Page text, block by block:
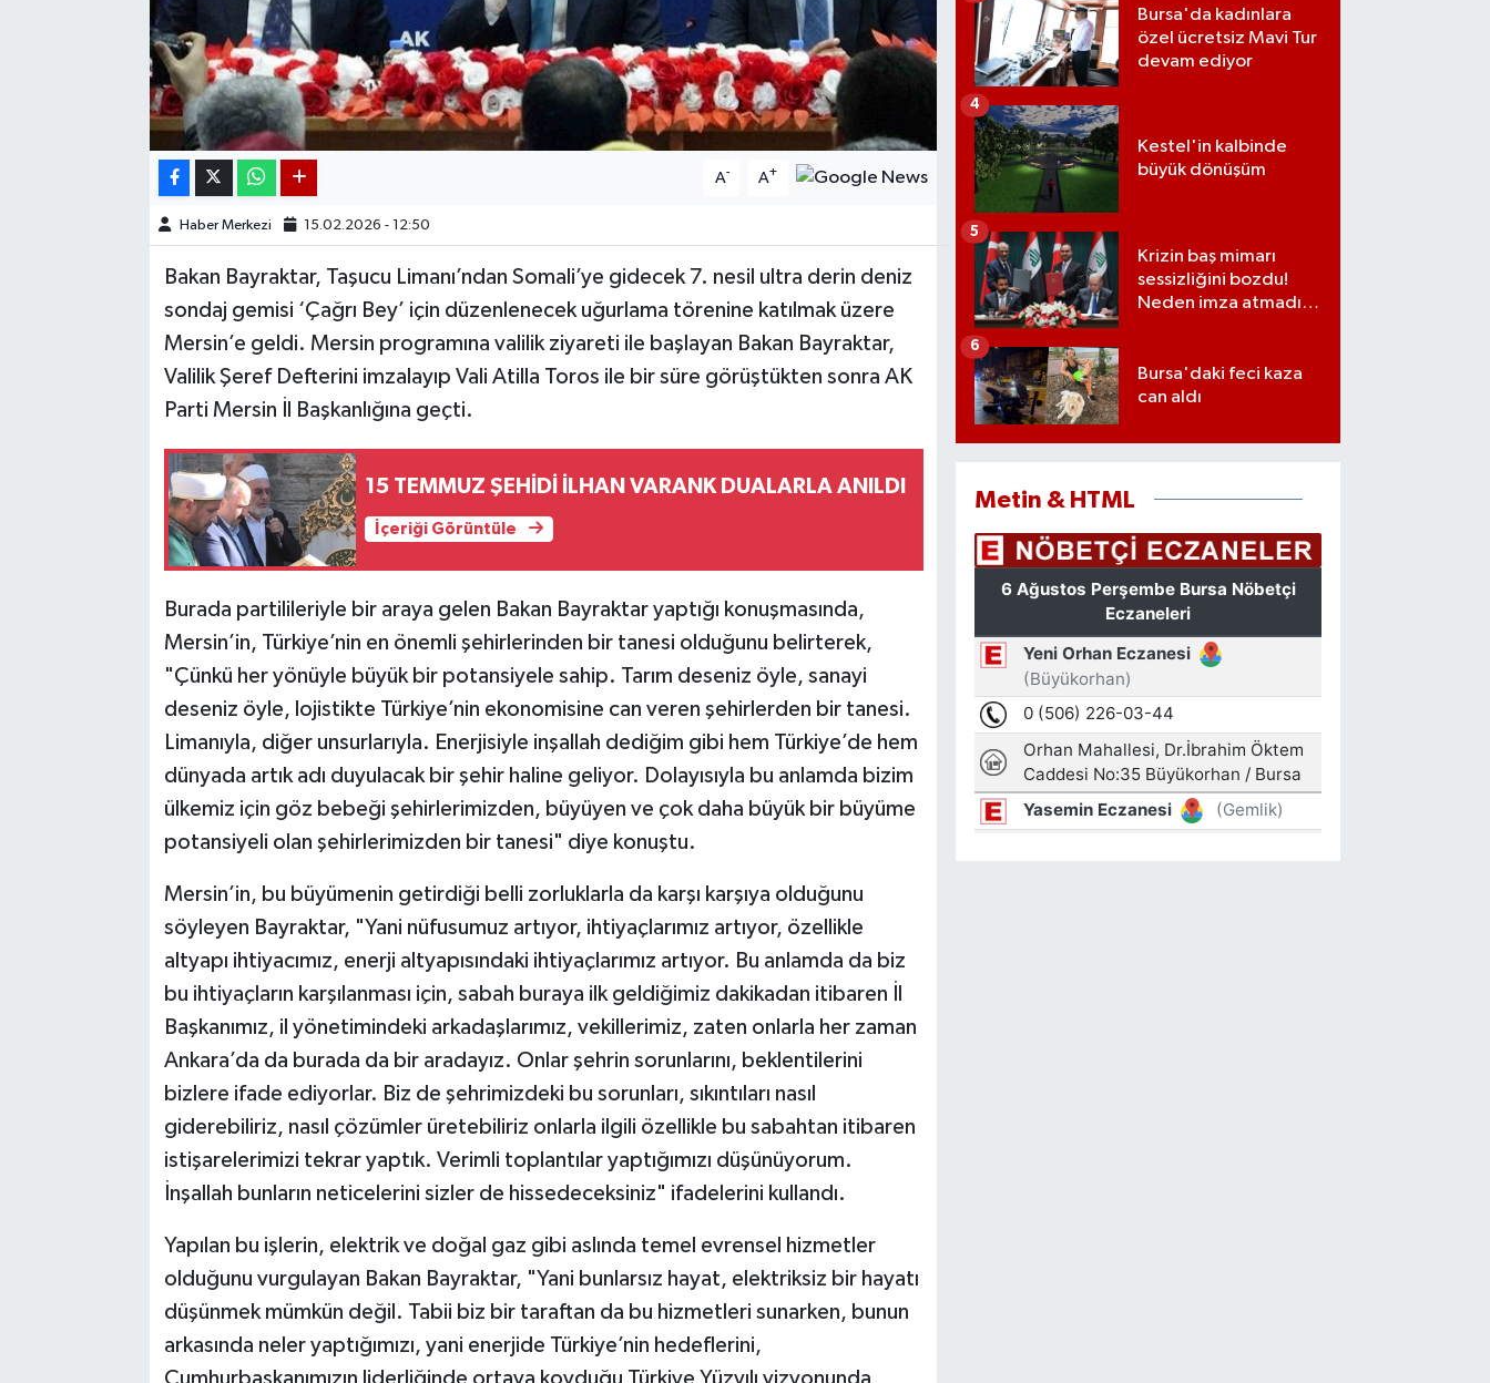
A- A+
Haber Merkezi 15.02.2026 - 12:50
Bakan Bayraktar, Taşucu Limanı’ndan Somali’ye gidecek 7. nesil ultra derin deniz
sondaj gemisi ‘Çağrı Bey’ için düzenlenecek uğurlama törenine katılmak üzere
Mersin’e geldi. Mersin programına valilik ziyareti ile başlayan Bakan Bayraktar,
Valilik Şeref Defterini imzalayıp Vali Atilla Toros ile bir süre görüştükten sonra AK
Parti Mersin İl Başkanlığına geçti.
15 TEMMUZ ŞEHİDİ İLHAN VARANK DUALARLA ANILDI
İçeriği Görüntüle
Burada partilileriyle bir araya gelen Bakan Bayraktar yaptığı konuşmasında,
Mersin’in, Türkiye’nin en önemli şehirlerinden bir tanesi olduğunu belirterek,
"Çünkü her yönüyle büyük bir potansiyele sahip. Tarım deseniz öyle, sanayi
deseniz öyle, lojistikte Türkiye’nin ekonomisine can veren şehirlerden bir tanesi.
Limanıyla, diğer unsurlarıyla. Enerjisiyle inşallah dediğim gibi hem Türkiye’de hem
dünyada artık adı duyulacak bir şehir haline geliyor. Dolayısıyla bu anlamda bizim
ülkemiz için göz bebeği şehirlerimizden, büyüyen ve çok daha büyük bir büyüme
potansiyeli olan şehirlerimizden bir tanesi" diye konuştu.
Mersin’in, bu büyümenin getirdiği belli zorluklarla da karşı karşıya olduğunu
söyleyen Bayraktar, "Yani nüfusumuz artıyor, ihtiyaçlarımız artıyor, özellikle
altyapı ihtiyacımız, enerji altyapısındaki ihtiyaçlarımız artıyor. Bu anlamda da biz
bu ihtiyaçların karşılanması için, sabah buraya ilk geldiğimiz dakikadan itibaren İl
Başkanımız, il yönetimindeki arkadaşlarımız, vekillerimiz, zaten onlarla her zaman
Ankara’da da burada da bir aradayız. Onlar şehrin sorunlarını, beklentilerini
bizlere ifade ediyorlar. Biz de şehrimizdeki bu sorunları, sıkıntıları nasıl
giderebiliriz, nasıl çözümler üretebiliriz onlarla ilgili özellikle bu sabahtan itibaren
istişarelerimizi tekrar yaptık. Verimli toplantılar yaptığımızı düşünüyorum.
İnşallah bunların neticelerini sizler de hissedeceksiniz" ifadelerini kullandı.
Yapılan bu işlerin, elektrik ve doğal gaz gibi aslında temel evrensel hizmetler
olduğunu vurgulayan Bakan Bayraktar, "Yani bunlarsız hayat, elektriksiz bir hayatı
düşünmek mümkün değil. Tabii biz bir taraftan da bu hizmetleri sunarken, bunun
arkasında neler yaptığımızı, yani enerjide Türkiye’nin hedeflerini,
Bursa'da kadınlara
özel ücretsiz Mavi Tur
devam ediyor
Kestel'in kalbinde
büyük dönüşüm
4
Krizin baş mimarı
sessizliğini bozdu!
Neden imza atmadığı
5
Bursa'daki feci kaza
can aldı
6
Metin & HTML